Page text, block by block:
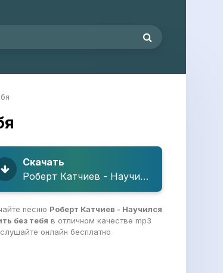
Скачать
Роберт Катчиев - Научился я жить без тебя
песню Роберт Катчиев - Научился
без тебя в отличном качестве mp3
онлайн бесплатно